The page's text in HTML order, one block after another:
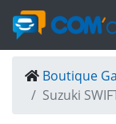
Boutique
Suzuki